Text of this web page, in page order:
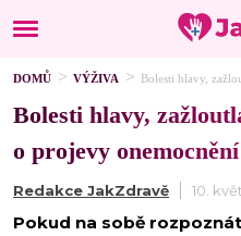
DOMŮ VÝŽIVA Bolesti hlavy,
Bolesti hlavy,
o projevy
Redakce JakZdravě 10.
Pokud na sobě